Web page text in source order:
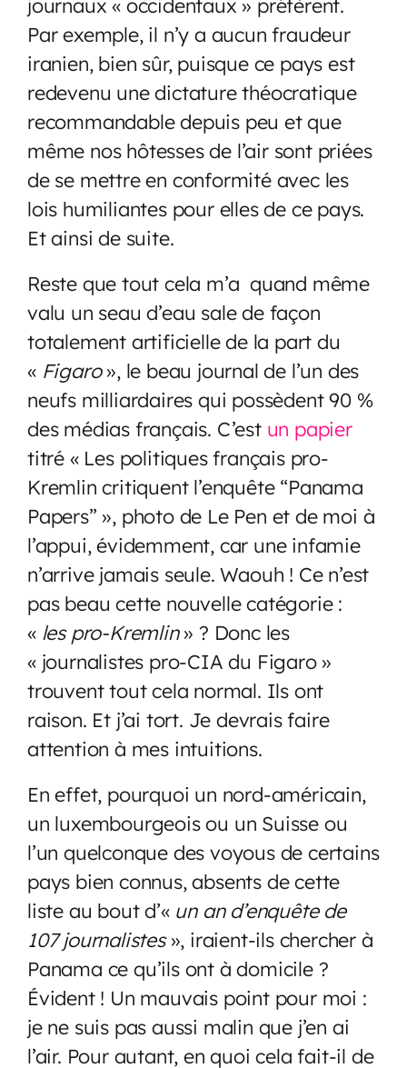
Par exemple, il n’y a aucun fraudeur
iranien, bien sûr, puisque ce pays est
redevenu une dictature théocratique
recommandable depuis peu et que
même nos hôtesses de l’air sont priées
de se mettre en conformité avec les
lois humiliantes pour elles de ce pays.
Et ainsi de suite.
Reste que tout cela m’a quand même
valu un seau d’eau sale de façon
totalement artificielle de la part du
« Figaro», le beau journal de l’un des
neufs milliardaires qui possèdent 90 %
des médias français. C’est un papier
titré « Les politiques français pro-
Kremlin critiquent l’enquête “Panama
Papers” », photo de Le Pen et de moi à
l’appui, évidemment, car une infamie
n’arrive jamais seule. Waouh ! Ce n’est
pas beau cette nouvelle catégorie :
« les pro-Kremlin» ? Donc les
« journalistes pro-CIA du Figaro »
trouvent tout cela normal. Ils ont
raison. Et j’ai tort. Je devrais faire
attention à mes intuitions.
En effet, pourquoi un nord-américain,
un luxembourgeois ou un Suisse ou
l’un quelconque des voyous de certains
pays bien connus, absents de cette
liste au bout d’« un an d’enquête de
107 journalistes», iraient-ils chercher à
Panama ce qu’ils ont à domicile ?
Évident ! Un mauvais point pour moi :
je ne suis pas aussi malin que j’en ai
l’air. Pour autant, en quoi cela fait-il de